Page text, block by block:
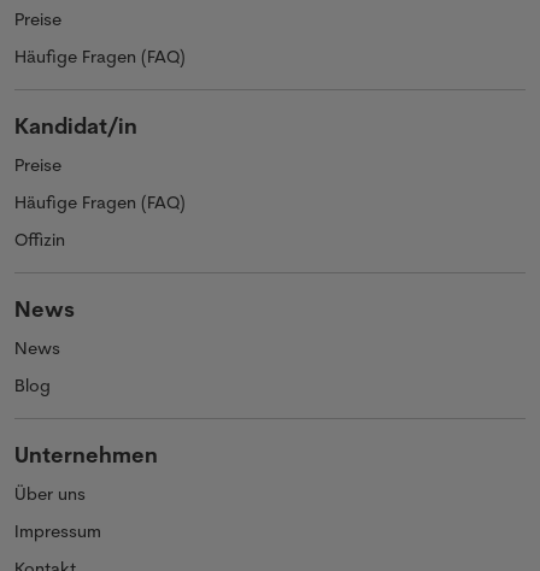
Preise
Häufige Fragen (FAQ)
Kandidat/in
Preise
Häufige Fragen (FAQ)
Offizin
News
News
Blog
Unternehmen
Über uns
Impressum